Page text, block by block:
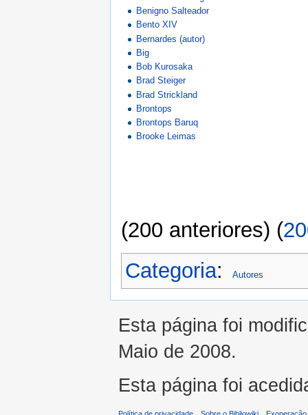
Benigno Salteador
Bento XIV
Bernardes (autor)
Big
Bob Kurosaka
Brad Steiger
Brad Strickland
Brontops
Brontops Baruq
Brooke Leimas
(200 anteriores) (
Categoria: Autores
Esta página foi
Maio de 2008.
Esta página foi